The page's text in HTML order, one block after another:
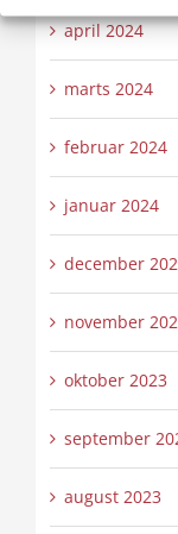
april 2024
marts 2024
februar 2024
januar 2024
december
november
oktober 2023
september
august 2023